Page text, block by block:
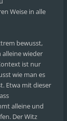
Weise in alle
bewusst,
alleine wieder
ist nur
wie man es
Etwa mit dieser
alleine und
Der Witz